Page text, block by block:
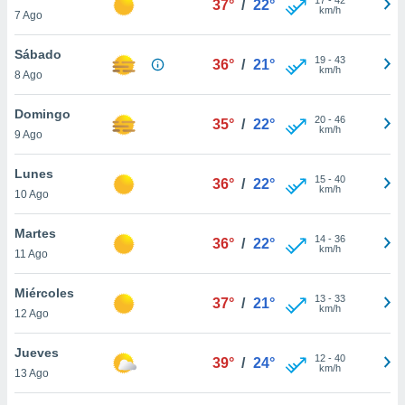
más
nuestra
y
de
disponible
cookies
aceptar
7 Ago
37° / 22°
km/h
Sábado
8 Ago
36° / 21° 19- 43
km/h
Domingo
9 Ago
35° / 22° 20- 46
km/h
Lunes
10 Ago
36° / 22° 15- 40
km/h
Martes
11 Ago
36° / 22° 14- 36
km/h
Miércoles
12 Ago
37° / 21° 13- 33
km/h
Jueves
13 Ago
39° / 24° 12- 40
km/h